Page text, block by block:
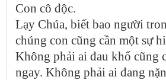
Con cô độc.
Lạy Chúa, biết bao người
chúng con cũng cần một sự
Không phải ai đau khổ cũng
ngay. Không phải ai đang